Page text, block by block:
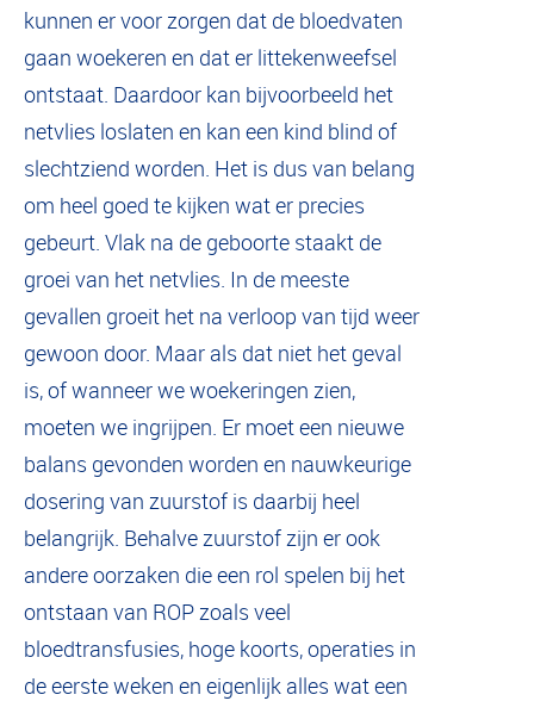
kunnen er voor zorgen dat de bloedvaten
gaan woekeren en dat er littekenweefsel
ontstaat. Daardoor kan bijvoorbeeld het
netvlies loslaten en kan een kind blind of
slechtziend worden. Het is dus van belang
om heel goed te kijken wat er precies
gebeurt. Vlak na de geboorte staakt de
groei van het netvlies. In de meeste
gevallen groeit het na verloop van tijd weer
gewoon door. Maar als dat niet het geval
is, of wanneer we woekeringen zien,
moeten we ingrijpen. Er moet een nieuwe
balans gevonden worden en nauwkeurige
dosering van zuurstof is daarbij heel
belangrijk. Behalve zuurstof zijn er ook
andere oorzaken die een rol spelen bij het
ontstaan van ROP zoals veel
bloedtransfusies, hoge koorts, operaties in
de eerste weken en eigenlijk alles wat een